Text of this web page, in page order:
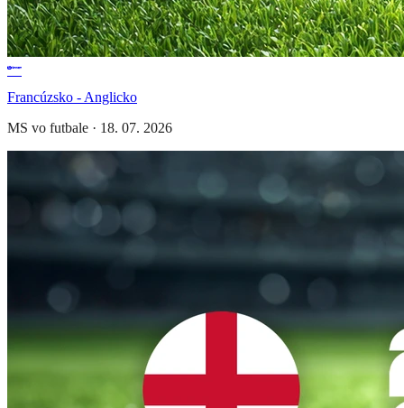
Francúzsko - Anglicko
MS vo futbale · 18. 07. 2026